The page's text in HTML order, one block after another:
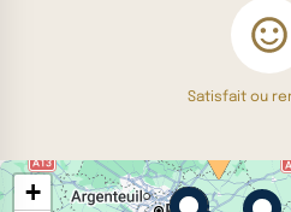
Satisfait ou
+